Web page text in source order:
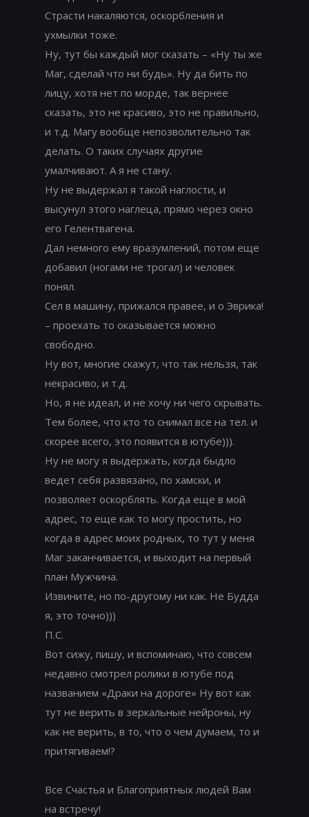
Страсти накаляются, оскорбления и
ухмылки тоже.
Ну, тут бы каждый мог сказать – «Ну ты же
Маг, сделай что ни будь». Ну да бить по
лицу, хотя нет по морде, так вернее
сказать, это не красиво, это не правильно,
и т.д. Магу вообще непозволительно так
делать. О таких случаях другие
умалчивают. А я не стану.
Ну не выдержал я такой наглости, и
высунул этого наглеца, прямо через окно
его Гелентвагена.
Дал немного ему вразумлений, потом еще
добавил (ногами не трогал) и человек
понял.
Сел в машину, прижался правее, и о Эврика!
– проехать то оказывается можно
свободно.
Ну вот, многие скажут, что так нельзя, так
некрасиво, и т.д.
Но, я не идеал, и не хочу ни чего скрывать.
Тем более, что кто то снимал все на тел. и
скорее всего, это появится в ютубе))).
Ну не могу я выдержать, когда быдло
ведет себя развязано, по хамски, и
позволяет оскорблять. Когда еще в мой
адрес, то еще как то могу простить, но
когда в адрес моих родных, то тут у меня
Маг заканчивается, и выходит на первый
план Мужчина.
Извините, но по-другому ни как. Не Будда
я, это точно)))
П.С.
Вот сижу, пишу, и вспоминаю, что совсем
недавно смотрел ролики в ютубе под
названием «Драки на дороге» Ну вот как
тут не верить в зеркальные нейроны, ну
как не верить, в то, что о чем думаем, то и
притягиваем!?
Все Счастья и Благоприятных людей Вам
на встречу!